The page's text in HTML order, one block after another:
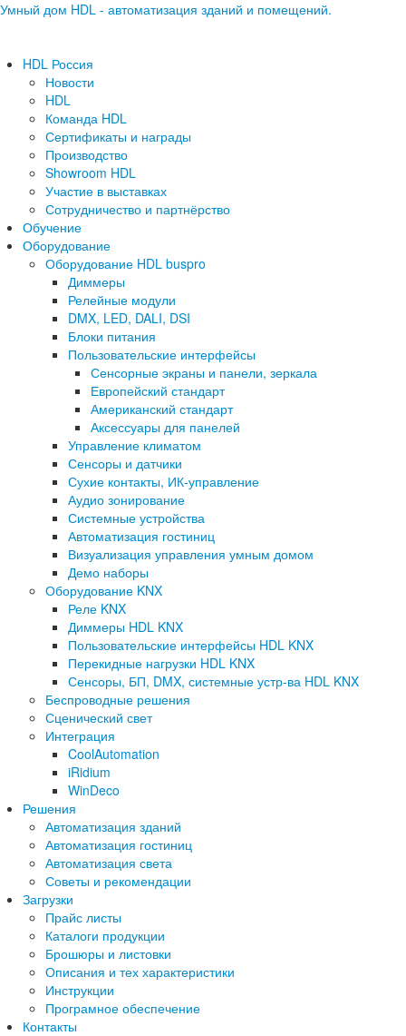
Умный дом HDL - автоматизация зданий и помещений.
HDL Россия
Новости
HDL
Команда HDL
Сертификаты и награды
Производство
Showroom HDL
Участие в выставках
Сотрудничество и партнёрство
Обучение
Оборудование
Оборудование HDL buspro
Диммеры
Релейные модули
DMX, LED, DALI, DSI
Блоки питания
Пользовательские интерфейсы
Сенсорные экраны и панели, зеркала
Европейский стандарт
Американский стандарт
Аксессуары для панелей
Управление климатом
Сенсоры и датчики
Сухие контакты, ИК-управление
Аудио зонирование
Системные устройства
Автоматизация гостиниц
Визуализация управления умным домом
Демо наборы
Оборудование KNX
Реле KNX
Диммеры HDL KNX
Пользовательские интерфейсы HDL KNX
Перекидные нагрузки HDL KNX
Сенсоры, БП, DMX, системные устр-ва HDL KNX
Беспроводные решения
Сценический свет
Интеграция
CoolAutomation
iRidium
WinDeco
Решения
Автоматизация зданий
Автоматизация гостиниц
Автоматизация света
Советы и рекомендации
Загрузки
Прайс листы
Каталоги продукции
Брошюры и листовки
Описания и тех характеристики
Инструкции
Програмное обеспечение
Контакты